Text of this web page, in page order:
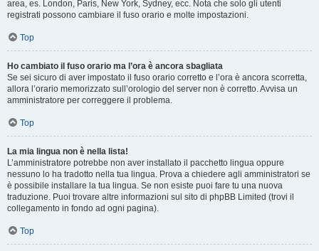
area, es. London, Paris, New York, Sydney, ecc. Nota che solo gli utenti
registrati possono cambiare il fuso orario e molte impostazioni.
Top
Ho cambiato il fuso orario ma l’ora è ancora sbagliata
Se sei sicuro di aver impostato il fuso orario corretto e l’ora è ancora scorretta,
allora l’orario memorizzato sull’orologio del server non è corretto. Avvisa un
amministratore per correggere il problema.
Top
La mia lingua non è nella lista!
L’amministratore potrebbe non aver installato il pacchetto lingua oppure
nessuno lo ha tradotto nella tua lingua. Prova a chiedere agli amministratori se
è possibile installare la tua lingua. Se non esiste puoi fare tu una nuova
traduzione. Puoi trovare altre informazioni sul sito di phpBB Limited (trovi il
collegamento in fondo ad ogni pagina).
Top